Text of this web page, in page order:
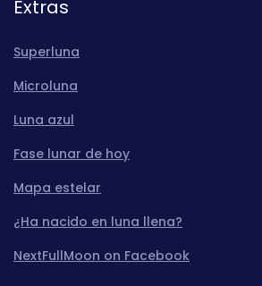
Extras
Superluna
Microluna
Luna azul
Fase lunar de hoy
Mapa estelar
¿Ha nacido en luna llena?
NextFullMoon on Facebook